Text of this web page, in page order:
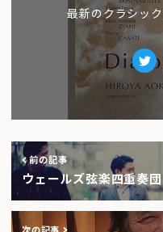
最新のクラシッ
前の記事
ウェールズ弦楽四重奏
次の記事